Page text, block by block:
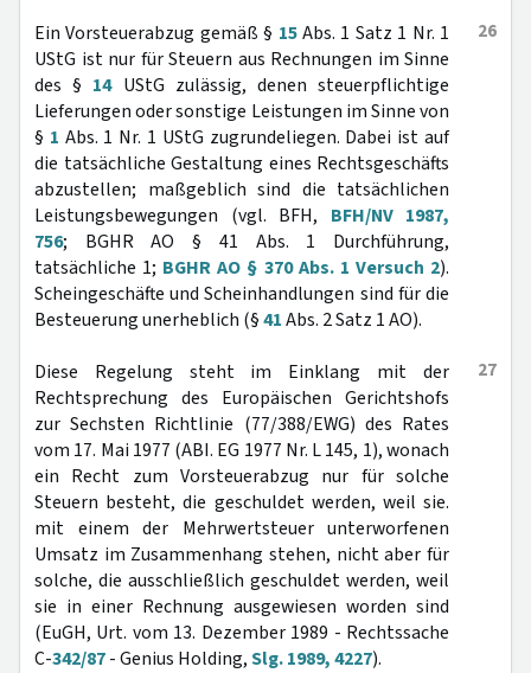
26
Ein Vorsteuerabzug gemäß § 15Abs. 1 Satz 1 Nr. 1
UStG ist nur für Steuern aus Rechnungen im Sinne
des § 14UStG zulässig, denen steuerpflichtige
Lieferungen oder sonstige Leistungen im Sinne von
§ 1 Abs. 1 Nr. 1 UStG zugrundeliegen. Dabei ist auf
die tatsächliche Gestaltung eines Rechtsgeschäfts
abzustellen; maßgeblich sind die tatsächlichen
Leistungsbewegungen (vgl. BFH, BFH/NV 1987,
756; BGHR AO § 41 Abs. 1 Durchführung,
tatsächliche 1; BGHR AO § 370 Abs. 1 Versuch 2).
Scheingeschäfte und Scheinhandlungen sind für die
Besteuerung unerheblich (§41Abs. 2 Satz 1 AO).
27
Diese Regelung steht im Einklang mit der
Rechtsprechung des Europäischen Gerichtshofs
zur Sechsten Richtlinie (77/388/EWG) des Rates
vom 17. Mai 1977 (ABI. EG 1977 Nr. L 145, 1), wonach
ein Recht zum Vorsteuerabzug nur für solche
Steuern besteht, die geschuldet werden, weil sie.
mit einem der Mehrwertsteuer unterworfenen
Umsatz im Zusammenhang stehen, nicht aber für
solche, die ausschließlich geschuldet werden, weil
sie in einer Rechnung ausgewiesen worden sind
(EuGH, Urt. vom 13. Dezember 1989 - Rechtssache
C-342/87- Genius Holding,Slg. 1989, 4227).